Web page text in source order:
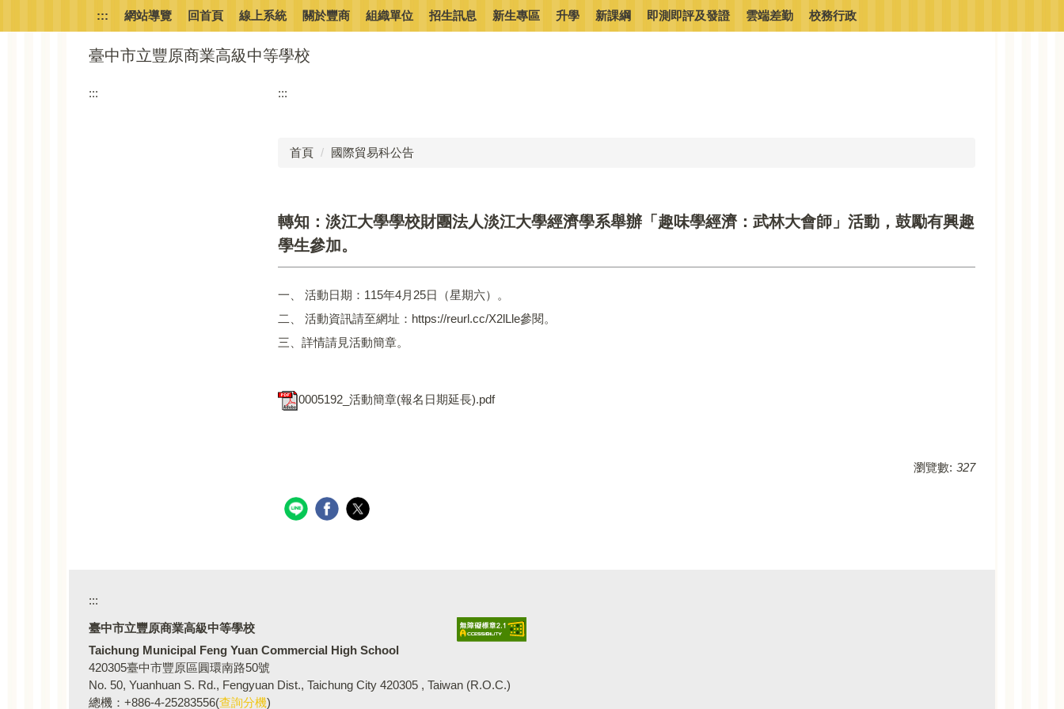
到
臺中市立豐原商業高級中等學校
::: 網站導覽 回首頁 線上系統 關於豐商 組織單位 招生訊息 新生專區 升學 新課綱 即測即評及發證 雲端差勤 校務行政
::: :::
首頁 國際貿易科公告
轉知：淡江大學學校財團法人淡江大學經濟學系舉辦「趣味學經濟：武林大會師」活動，鼓勵有興趣
學生參加。
一、 活動日期：115年4月25日（星期六）。
二、 活動資訊請至網址：https://reurl.cc/X2lLle參閱。
三、詳情請見活動簡章。
0005192_活動簡章(報名日期延長).pdf
瀏覽數: 327
:::
臺中市立豐原商業高級中等學校
Taichung Municipal Feng Yuan Commercial High School
420305臺中市豐原區圓環南路50號
No. 50, Yuanhuan S. Rd., Fengyuan Dist., Taichung City 420305 , Taiwan (R.O.C.)
總機：+886-4-25283556(查詢分機)